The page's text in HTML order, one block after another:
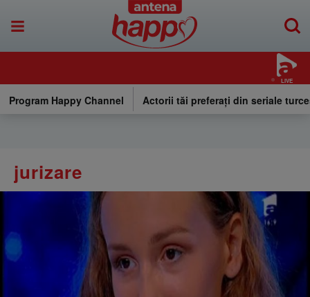
LIVE
Program Happy Channel Actorii tăi preferați din seriale
jurizare